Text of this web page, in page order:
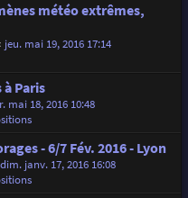
météo extrêmes,
jeu. mai 19, 2016 17:14
Paris
mai 18, 2016 10:48
- 6/7 Fév. 2016 - Lyon
dim. janv. 17, 2016 16:08